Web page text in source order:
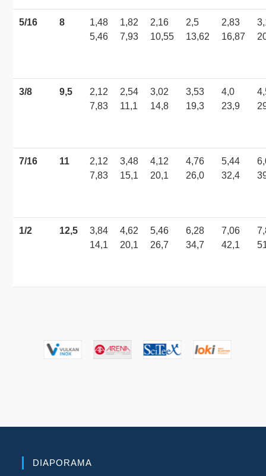
5/16 8
1,48
5,46
1,82
7,93
2,16
10,55
2,5
13,62
2,83
16,87
3/8 9,5
2,12
7,83
2,54
11,1
3,02
14,8
3,53
19,3
4,0
23,9
7/16 11
2,12
7,83
3,48
15,1
4,12
20,1
4,76
26,0
5,44
32,4
1/2 12,5
3,84
14,1
4,62
20,1
5,46
26,7
6,28
34,7
7,06
42,1
DIAPORAMA